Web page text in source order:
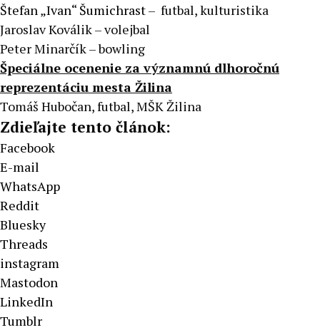
Štefan „Ivan“ Šumichrast– futbal, kulturistika
Jaroslav Koválik – volejbal
Peter Minarčík – bowling
Špeciálne ocenenie za významnú dlhoročnú
reprezentáciu mesta Žilina
Tomáš Hubočan, futbal, MŠK Žilina
Zdieľajte tento článok:
Facebook
E-mail
WhatsApp
Reddit
Bluesky
Threads
instagram
Mastodon
LinkedIn
Tumblr